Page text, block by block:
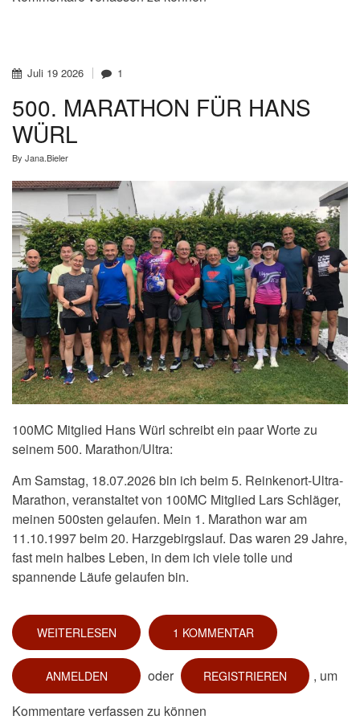
Juli 19 2026 1
500. MARATHON FÜR HANS
WÜRL
By Jana.Bieler
100MC Mitglied Hans Würl schreibt ein paar Worte zu
seinem 500. Marathon/Ultra:
Am Samstag, 18.07.2026 bin ich beim 5. Reinkenort-Ultra-
Marathon, veranstaltet von 100MC Mitglied Lars Schläger,
meinen 500sten gelaufen. Mein 1. Marathon war am
11.10.1997 beim 20. Harzgebirgslauf. Das waren 29 Jahre,
fast mein halbes Leben, in dem ich viele tolle und
spannende Läufe gelaufen bin.
WEITERLESEN ÜBER
500.
MARATHON
FÜR
HANS
WÜRL
1 KOMMENTAR
ANMELDEN oder REGISTRIEREN
, um
Kommentare verfassen zu können